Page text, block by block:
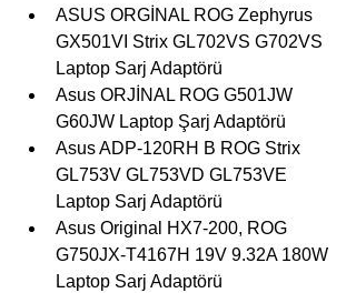
ASUS ORGİNAL ROG Zephyrus
GX501VI Strix GL702VS G702VS
Laptop Sarj Adaptörü
Asus ORJİNAL ROG G501JW
G60JW Laptop Şarj Adaptörü
Asus ADP-120RH B ROG Strix
GL753V GL753VD GL753VE
Laptop Sarj Adaptörü
Asus Original HX7-200, ROG
G750JX-T4167H 19V 9.32A 180W
Laptop Sarj Adaptörü